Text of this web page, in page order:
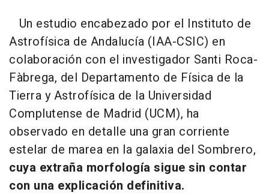
Un estudio encabezado por el Instituto de
Astrofísica de Andalucía (IAA-CSIC) en
colaboración con el investigador Santi Roca-
Fàbrega, del Departamento de Física de la
Tierra y Astrofísica de la Universidad
Complutense de Madrid (UCM), ha
observado en detalle una gran corriente
estelar de marea en la galaxia del Sombrero,
cuya extraña morfología sigue sin contar
con una explicación definitiva.